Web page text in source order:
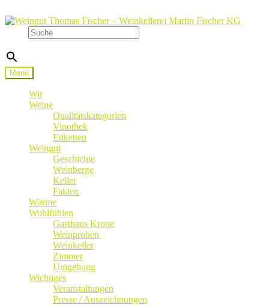
Zur
Navigation
springen
Zum
springen
Menü
Wir
Weine
Qualitätskategorien
Vinothek
Etiketten
Weingut
Geschichte
Weinberge
Keller
Fakten
Wärme
Wohlfühlen
Gasthaus Krone
Weinproben
Weinkeller
Zimmer
Umgebung
Wichtiges
Veranstaltungen
Presse / Auszeichnungen